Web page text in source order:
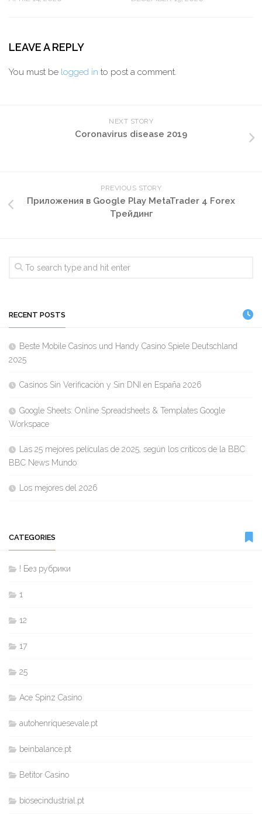
LEAVE A REPLY
You must be logged in to post a comment.
NEXT STORY
Coronavirus disease 2019
PREVIOUS STORY
Приложения в Google Play MetaTrader 4 Forex
Трейдинг
RECENT POSTS
Beste Mobile Casinos und Handy Casino Spiele Deutschland
2025
Casinos Sin Verificación y Sin DNI en España 2026
Google Sheets: Online Spreadsheets & Templates Google
Workspace
Las 25 mejores películas de 2025, según los críticos de la BBC
BBC News Mundo
Los mejores del 2026
CATEGORIES
! Без рубрики
1
12
17
25
Ace Spinz Casino
autohenriquesevale.pt
beinbalance.pt
Betitor Casino
biosecindustrial.pt